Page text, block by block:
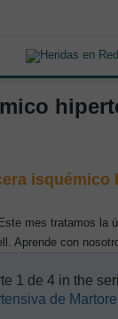
isquémico
mes tratamos la
Aprende con
1 de 4 in the
de Martorell